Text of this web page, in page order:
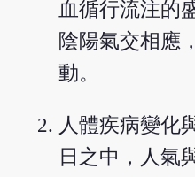
血循行流注的
陰陽氣交相應
動。
人體疾病變化
日之中，人氣